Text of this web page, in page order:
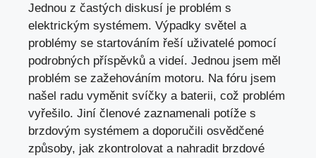
Jednou z častých diskusí je problém s
elektrickým systémem. Výpadky světel a
problémy se startováním řeší uživatelé pomocí
podrobných příspěvků a videí. Jednou jsem měl
problém se zažehováním motoru. Na fóru jsem
našel radu vyměnit svíčky a baterii, což problém
vyřešilo. Jiní členové zaznamenali potíže s
brzdovým systémem a doporučili osvědčené
způsoby, jak zkontrolovat a nahradit brzdové